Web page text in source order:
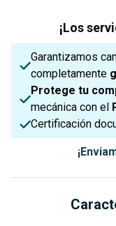
¡Los
Garantizamos
completamente
Protege tu
mecánica con el
Certificación